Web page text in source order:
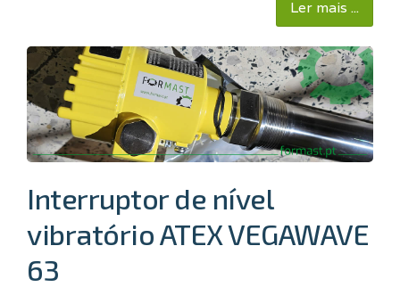
Ler mais ...
Interruptor de nível
vibratório ATEX VEGAWAVE
63